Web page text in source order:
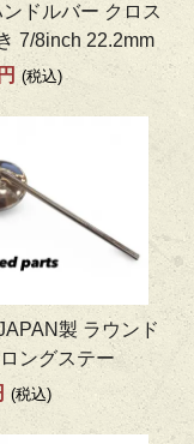
ドルバー クロス
7/8inch 22.2mm
(税込)
製 ラウンド
ングステー
(税込)